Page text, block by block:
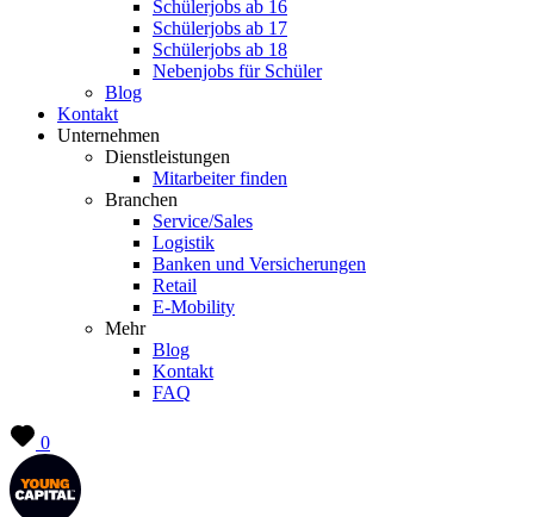
Schülerjobs ab 16
Schülerjobs ab 17
Schülerjobs ab 18
Nebenjobs für Schüler
Blog
Kontakt
Unternehmen
Dienstleistungen
Mitarbeiter finden
Branchen
Service/Sales
Logistik
Banken und Versicherungen
Retail
E-Mobility
Mehr
Blog
Kontakt
FAQ
0